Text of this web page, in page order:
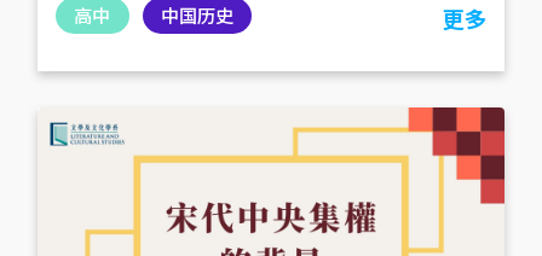
高中 中国历史 更多